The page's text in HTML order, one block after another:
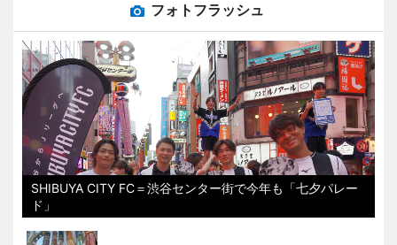
フォトフラッシュ
SHIBUYA CITY FC＝渋谷センター街で今年も「七夕パレー
ド」